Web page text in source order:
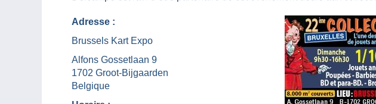
Adresse :
Brussels Kart Expo
Alfons Gossetlaan 9
1702 Groot-Bijgaarden
Belgique